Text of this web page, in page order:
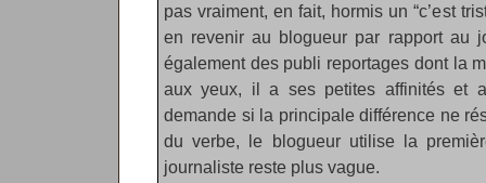
pas vraiment, en fait, hormis un “c’est
en revenir au blogueur par rapport au
également des publi reportages dont la
aux yeux, il a ses petites affinités et
demande si la principale différence ne
du verbe, le blogueur utilise la
journaliste reste plus vague.